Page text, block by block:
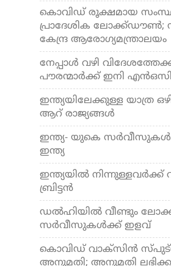
കൊവിഡ് രൂക്ഷമായ
പ്രാദേശിക ലോക്ക്ഡൗണ്‍;
കേന്ദ്ര ആരോഗ്യമന്ത്രാലയം
നേപ്പാള്‍ വഴി
പൗരന്മാര്‍ക്ക് ഇനി
ഇന്ത്യയിലേക്കുള്ള യാത്ര
ആറ് രാജ്യങ്ങള്‍
ഇന്ത്യ- യുകെ സര്‍വീസുകള്‍
ഇന്ത്യ
ഇന്ത്യയില്‍ നിന്നുള്ളവര്‍ക്ക്
ബ്രിട്ടന്‍
ഡല്‍ഹിയില്‍ വീണ്ടും
സര്‍വീസുകള്‍ക്ക് ഇളവ്
കൊവിഡ് വാക്സിന്‍
അനുമതി; അനുമതി